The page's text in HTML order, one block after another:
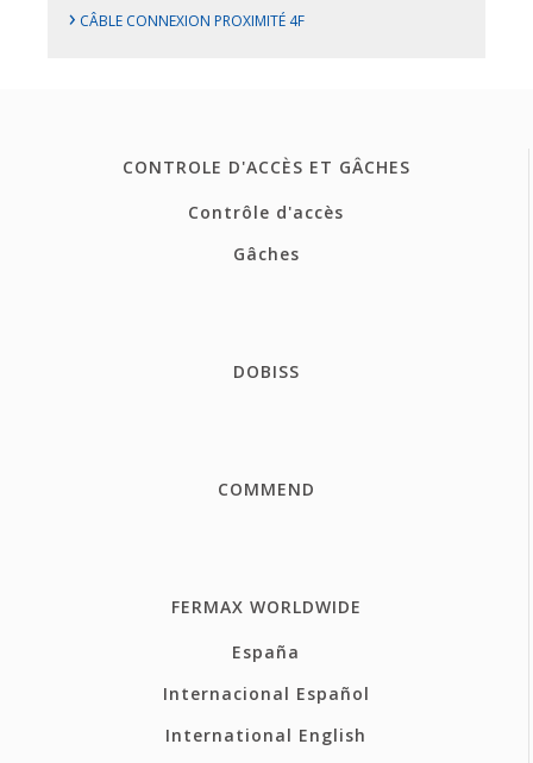
› CÂBLE CONNEXION PROXIMITÉ 4F
CONTROLE D'ACCÈS ET GÂCHES
Contrôle d'accès
Gâches
DOBISS
COMMEND
FERMAX WORLDWIDE
España
Internacional Español
International English